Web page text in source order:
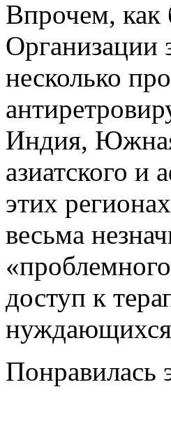
Впрочем, как
Организации
несколько
Индия,
азиатского и
этих
весьма
доступ к
Понравилась